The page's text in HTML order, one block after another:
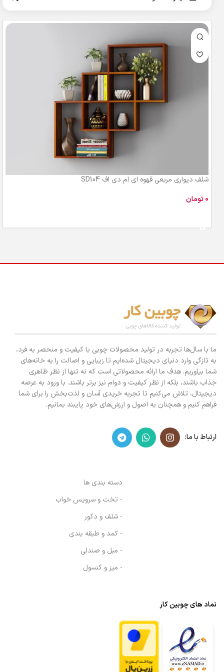
شلف دیواری مربعی قهوه ای ام دی اف SD104
تومان
ما با سال‌ها تجربه در تولید محصولات چوبی با کیفیت و منحصر به فرد،
به تازگی وارد دنیای دیجیتال شده‌ایم تا زیبایی و اصالت را به خانه‌های
شما بیاوریم. هدف ما ارائه محصولاتی است که نه تنها از نظر ظاهری
جذاب باشند، بلکه از نظر کیفیت و دوام نیز برتر باشند. با ورود به عرصه
دیجیتال، تلاش می‌کنیم تا تجربه خریدی آسان و لذت‌بخش را برای شما
فراهم کنیم و همچنان به اصول و ارزش‌های خود پایبند بمانیم.
ارتباط با ما:
دسته بندی ها
- تخت و سرویس خواب
- شلف و دکور
- کمد و طبقه بندی
- مبل و صندلی
- میز و کنسول
نماد های چوبین کار